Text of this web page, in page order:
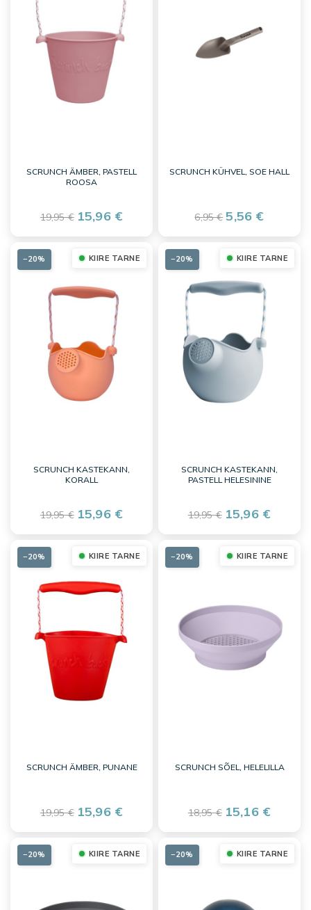
SCRUNCH ÄMBER, PASTELL
ROOSA
19,95 € 15,96 €
SCRUNCH KÜHVEL, SOE HALL
6,95 € 5,56 €
KIIRE TARNE
SCRUNCH KASTEKANN,
KORALL
19,95 € 15,96 €
−20% KIIRE TARNE
SCRUNCH KASTEKANN,
PASTELL HELESININE
19,95 € 15,96 €
−20%
KIIRE TARNE
SCRUNCH ÄMBER, PUNANE
19,95 € 15,96 €
−20% KIIRE TARNE
SCRUNCH SÕEL, HELELILLA
18,95 € 15,16 €
−20%
KIIRE TARNE
−20% KIIRE TARNE
−20%